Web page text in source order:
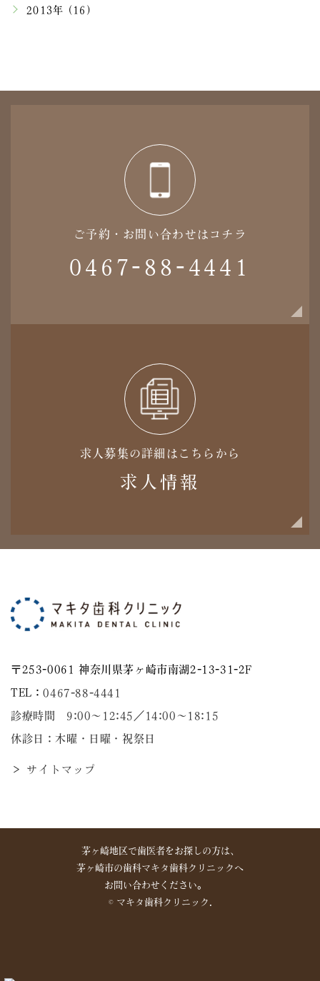
2013年 (16)
ご予約・お問い合わせはコチラ
0467-88-4441
求人募集の詳細はこちらから
求人情報
〒253-0061 神奈川県茅ヶ崎市南湖2-13-31-2F
TEL：0467-88-4441
診療時間 9:00～12:45／14:00〜18:15
休診日：木曜・日曜・祝祭日
＞ サイトマップ
茅ヶ崎地区で歯医者をお探しの方は、
茅ヶ崎市の歯科マキタ歯科クリニックへ
お問い合わせください。
©︎ マキタ歯科クリニック.